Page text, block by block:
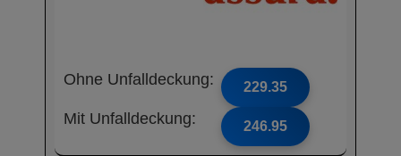
Ohne Unfalldeckung: 229.35
Mit Unfalldeckung: 246.95